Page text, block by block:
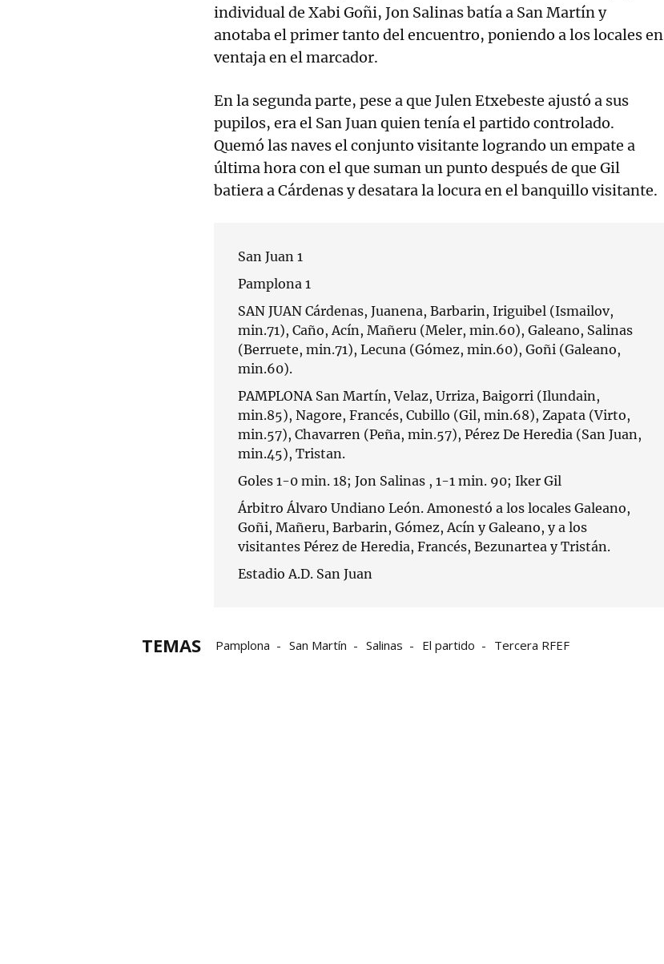
individual de Xabi Goñi, Jon Salinas batía a San Martín y
anotaba el primer tanto del encuentro, poniendo a los locales en
ventaja en el marcador.
En la segunda parte, pese a que Julen Etxebeste ajustó a sus
pupilos, era el San Juan quien tenía el partido controlado.
Quemó las naves el conjunto visitante logrando un empate a
última hora con el que suman un punto después de que Gil
batiera a Cárdenas y desatara la locura en el banquillo visitante.
San Juan 1
Pamplona 1
SAN JUAN Cárdenas, Juanena, Barbarin, Iriguibel (Ismailov,
min.71), Caño, Acín, Mañeru (Meler, min.60), Galeano, Salinas
(Berruete, min.71), Lecuna (Gómez, min.60), Goñi (Galeano,
min.60).
PAMPLONA San Martín, Velaz, Urriza, Baigorri (Ilundain,
min.85), Nagore, Francés, Cubillo (Gil, min.68), Zapata (Virto,
min.57), Chavarren (Peña, min.57), Pérez De Heredia (San Juan,
min.45), Tristan.
Goles 1-0 min. 18; Jon Salinas , 1-1 min. 90; Iker Gil
Árbitro Álvaro Undiano León. Amonestó a los locales Galeano,
Goñi, Mañeru, Barbarin, Gómez, Acín y Galeano, y a los
visitantes Pérez de Heredia, Francés, Bezunartea y Tristán.
Estadio A.D. San Juan
TEMAS Pamplona San Martín Salinas El partido Tercera RFEF